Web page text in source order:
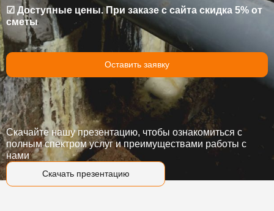
☑ Доступные цены. При заказе с сайта скидка 5% от
сметы
Оставить заявку
Скачать презентацию
Скачайте нашу презентацию, чтобы ознакомиться с
полным спектром услуг и преимуществами работы с
нами